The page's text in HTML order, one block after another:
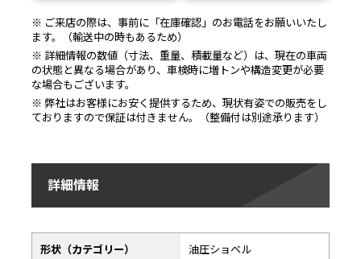
※ ご来店の際は、事前に「在庫確認」のお電話をお願いいたし
ます。（輸送中の時もあるため）
※ 詳細情報の数値（寸法、重量、積載量など）は、現在の車両
の状態と異なる場合があり、車検時に増トンや構造変更が必要
な場合もございます。
※ 弊社はお客様にお安く提供するため、現状有姿での販売をし
ておりますので保証は付きません。（整備付は別途承ります）
詳細情報
形状（カテゴリー） 油圧ショベル